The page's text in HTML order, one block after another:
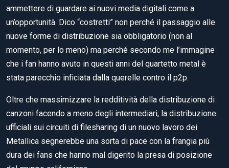
ammettere di guardare ai nuovi media digitali come a
un’opportunità. Dico “costretti” non perché il passaggio alle
nuove forme di distribuzione sia obbligatorio (non al
momento, per lo meno) ma perché secondo me l’immagine
che i fan hanno avuto in questi anni del quartetto metal è
stata parecchio inficiata dalla querelle contro il p2p.
Oltre che massimizzare la redditività della distribuzione di
canzoni facendo a meno degli intermediari, la distribuzione
ufficiali sui circuiti di filesharing di un nuovo lavoro dei
Metallica segnerebbe una sorta di pace con la frangia più
dura dei fans che hanno mal digerito la presa di posizione